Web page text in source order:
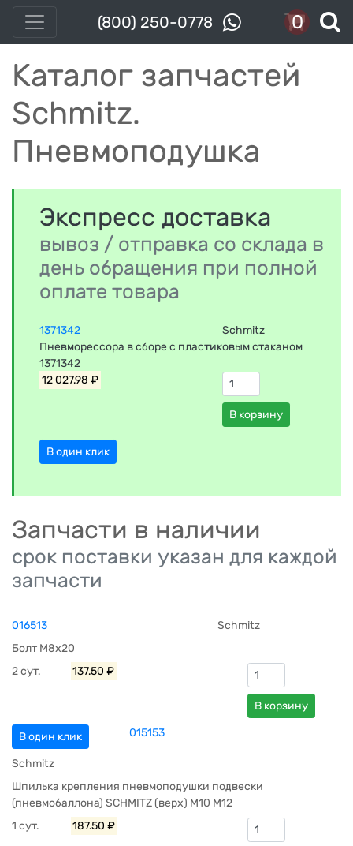
(800) 250-0778 0
Каталог запчастей
Schmitz.
Пневмоподушка
Экспресс доставка
вывоз / отправка со склада в
день обращения при полной
оплате товара
1371342
Schmitz
Пневморессора в сборе с пластиковым стаканом
1371342
12 027.98 ₽
В корзину
В один клик
Запчасти в наличии
срок поставки указан для каждой
запчасти
016513
Schmitz
Болт M8x20
2 сут.
137.50 ₽
В корзину
В один клик 015153
Schmitz
Шпилька крепления пневмоподушки подвески
(пневмобаллона) SCHMITZ (верх) M10 M12
1 сут.
187.50 ₽